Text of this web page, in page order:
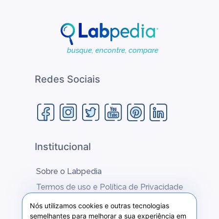
partes interessadas e a total transparência.
Um dos pilares de nosso crescimento é o
compromisso com a sustentabilidade, traduzido
econômica, social e ambiental.
busque, encontre, compare
Redes Sociais
Institucional
Sobre o Labpedia
Termos de uso e Política de Privacidade
Fale conosco
Nós utilizamos cookies e outras tecnologias
semelhantes para melhorar a sua experiência em